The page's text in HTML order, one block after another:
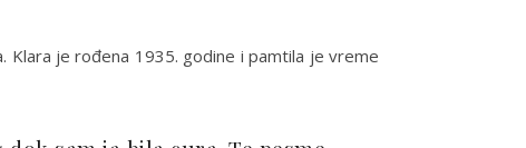
Klara je rođena 1935. godine i pamtila je vreme